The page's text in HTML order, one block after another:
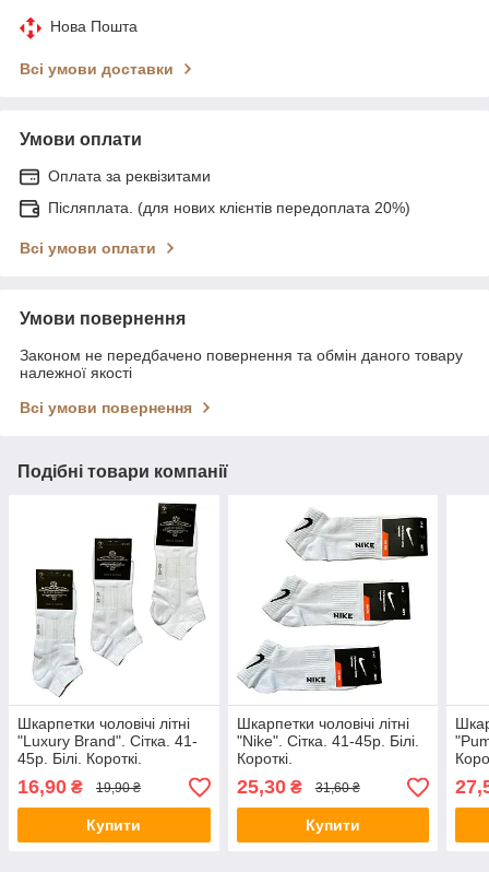
Нова Пошта
Всі умови доставки
Умови оплати
Оплата за реквізитами
Післяплата. (для нових клієнтів передоплата 20%)
Всі умови оплати
Умови повернення
Законом не передбачено повернення та обмін даного товару
належної якості
Всі умови повернення
Подібні товари компанії
Шкарпетки чоловічі літні
"Luxury Brand". Сітка. 41-
45р. Білі. Короткі.
16,90 ₴ 19,90 ₴
Купити
Шкарпетки чоловічі літні
"Nike". Сітка. 41-45р. Білі.
Короткі.
25,30₴ 31,60 ₴
Купити